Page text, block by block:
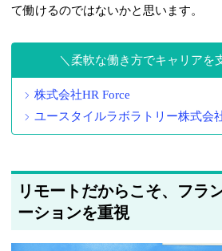
て働けるのではないかと思います。
柔軟な働き方でキャリアを
株式会社HR Force
ユースタイルラボラトリー株式会
リモートだからこそ、フラ
ーションを重視